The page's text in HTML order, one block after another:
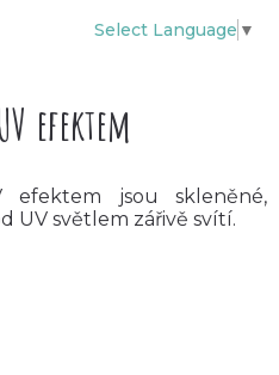
Select Language ▼
efektem
efektem jsou skleněné,
UV světlem zářivě svítí.